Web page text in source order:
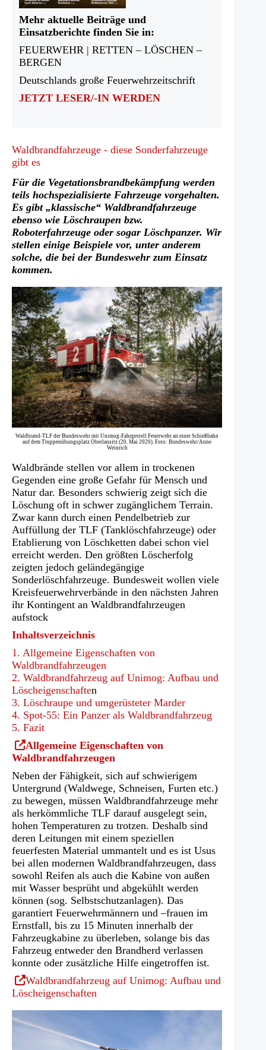
Mehr aktuelle Beiträge und
Einsatzberichte finden Sie in:
FEUERWEHR | RETTEN – LÖSCHEN –
BERGEN
Deutschlands große Feuerwehrzeitschrift
JETZT LESER/-IN WERDEN
Waldbrandfahrzeuge - diese Sonderfahrzeuge
gibt es
Für die Vegetationsbrandbekämpfung werden
teils hochspezialisierte Fahrzeuge vorgehalten.
Es gibt „klassische“ Waldbrandfahrzeuge
ebenso wie Löschraupen bzw.
Roboterfahrzeuge oder sogar Löschpanzer. Wir
stellen einige Beispiele vor, unter anderem
solche, die bei der Bundeswehr zum Einsatz
kommen.
Waldbrand-TLF der Bundeswehr mit Unimog-Fahrgestell Feuerwehr an einer Schießbahn
auf dem Truppenübungsplatz Oberlausitz (20. Mai 2020). Foto: Bundeswehr/Anne
Weinrich
Waldbrände stellen vor allem in trockenen
Gegenden eine große Gefahr für Mensch und
Natur dar. Besonders schwierig zeigt sich die
Löschung oft in schwer zugänglichem Terrain.
Zwar kann durch einen Pendelbetrieb zur
Auffüllung der TLF (Tanklöschfahrzeuge) oder
Etablierung von Löschketten dabei schon viel
erreicht werden. Den größten Löscherfolg
zeigten jedoch geländegängige
Sonderlöschfahrzeuge. Bundesweit wollen viele
Kreisfeuerwehrverbände in den nächsten Jahren
ihr Kontingent an Waldbrandfahrzeugen
aufstock
Inhaltsverzeichnis
1. Allgemeine Eigenschaften von
Waldbrandfahrzeugen
2. Waldbrandfahrzeug auf Unimog: Aufbau und
Löscheigenschaften
3. Löschraupe und umgerüsteter Marder
4. Spot-55: Ein Panzer als Waldbrandfahrzeug
5. Fazit
(Öffnet
in
einem
neuen
Tab)
Allgemeine Eigenschaften von
Waldbrandfahrzeugen
Neben der Fähigkeit, sich auf schwierigem
Untergrund (Waldwege, Schneisen, Furten etc.)
zu bewegen, müssen Waldbrandfahrzeuge mehr
als herkömmliche TLF darauf ausgelegt sein,
hohen Temperaturen zu trotzen. Deshalb sind
deren Leitungen mit einem speziellen
feuerfesten Material ummantelt und es ist Usus
bei allen modernen Waldbrandfahrzeugen, dass
sowohl Reifen als auch die Kabine von außen
mit Wasser besprüht und abgekühlt werden
können (sog. Selbstschutzanlagen). Das
garantiert Feuerwehrmännern und –frauen im
Ernstfall, bis zu 15 Minuten innerhalb der
Fahrzeugkabine zu überleben, solange bis das
Fahrzeug entweder den Brandherd verlassen
konnte oder zusätzliche Hilfe eingetroffen ist.
(Öffnet
in
neuen
Tab)
Waldbrandfahrzeug auf Unimog: Aufbau und
Löscheigenschaften